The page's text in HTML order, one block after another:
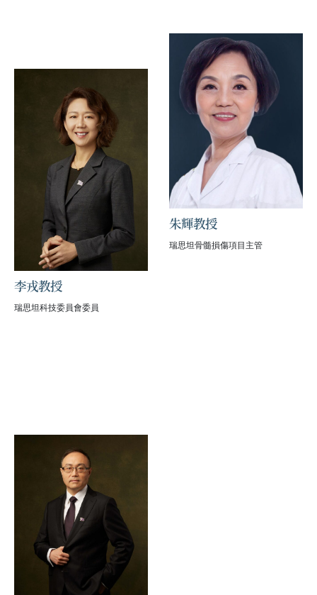
李戎教授
瑞思坦科技委員會委員
朱輝教授
瑞思坦骨髓損傷項目主管